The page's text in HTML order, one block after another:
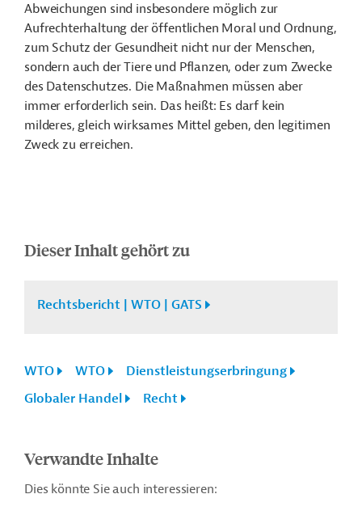
Abweichungen sind insbesondere möglich zur
Aufrechterhaltung der öffentlichen Moral und Ordnung,
zum Schutz der Gesundheit nicht nur der Menschen,
sondern auch der Tiere und Pflanzen, oder zum Zwecke
des Datenschutzes. Die Maßnahmen müssen aber
immer erforderlich sein. Das heißt: Es darf kein
milderes, gleich wirksames Mittel geben, den legitimen
Zweck zu erreichen.
Dieser Inhalt gehört zu
Rechtsbericht | WTO | GATS
WTO WTO
Dienstleistungserbringung
Globaler Handel
Recht
Verwandte Inhalte
Dies könnte Sie auch interessieren: